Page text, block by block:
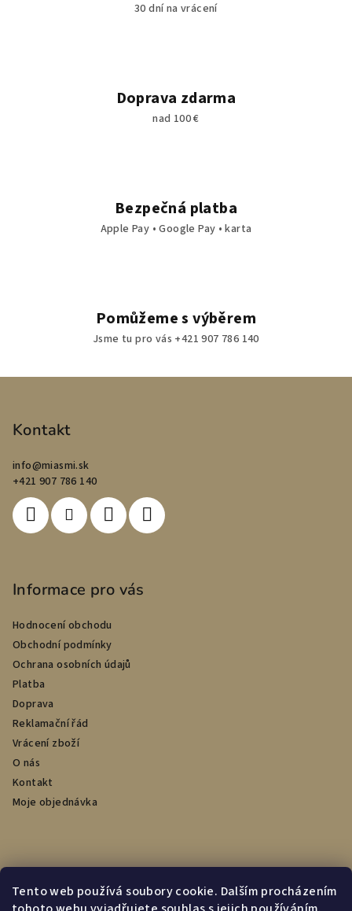
Tento web používá soubory cookie. Dalším procházením
30 dní na vrácení
Doprava zdarma
nad 100 €
Bezpečná platba
Apple Pay • Google Pay • karta
Pomůžeme s výběrem
Jsme tu pro vás +421 907 786 140
Kontakt
info@miasmi.sk
+421 907 786 140
Informace pro vás
Hodnocení obchodu
Obchodní podmínky
Ochrana osobních údajů
Platba
Doprava
Reklamační řád
Vrácení zboží
O nás
Kontakt
Moje objednávka
Přijímáme online platby